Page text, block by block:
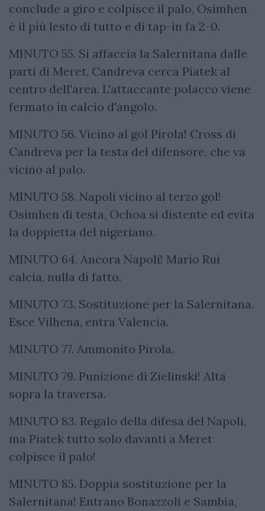
conclude a giro e colpisce il palo, Osimhen
è il più lesto di tutto e di tap-in fa 2-0.
MINUTO 55. Si affaccia la Salernitana dalle
parti di Meret, Candreva cerca Piatek al
centro dell'area. L'attaccante polacco viene
fermato in calcio d'angolo.
MINUTO 56. Vicino al gol Pirola! Cross di
Candreva per la testa del difensore, che va
vicino al palo.
MINUTO 58. Napoli vicino al terzo gol!
Osimhen di testa, Ochoa si distente ed evita
la doppietta del nigeriano.
MINUTO 64. Ancora Napoli! Mario Rui
calcia, nulla di fatto.
MINUTO 73. Sostituzione per la Salernitana.
Esce Vilhena, entra Valencia.
MINUTO 77. Ammonito Pirola.
MINUTO 79. Punizione di Zielinski! Alta
sopra la traversa.
MINUTO 83. Regalo della difesa del Napoli,
ma Piatek tutto solo davanti a Meret
colpisce il palo!
MINUTO 85. Doppia sostituzione per la
Salernitana! Entrano Bonazzoli e Sambia,